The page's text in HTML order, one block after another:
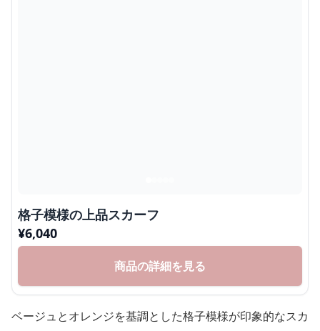
格子模様の上品スカーフ
¥6,040
商品の詳細を見る
ベージュとオレンジを基調とした格子模様が印象的なスカ